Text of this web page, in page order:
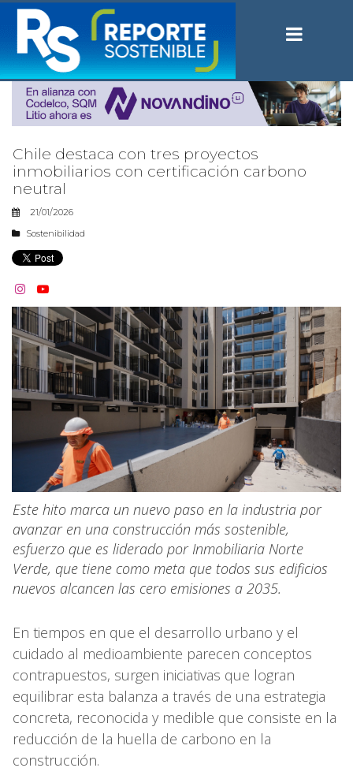
Chile destaca con tres proyectos
inmobiliarios con certificación carbono
neutral
21/01/2026
Sostenibilidad
 
Este hito marca un nuevo paso en la industria por
avanzar en una construcción más sostenible,
esfuerzo que es liderado por Inmobiliaria Norte
Verde, que tiene como meta que todos sus edificios
nuevos alcancen las cero emisiones a 2035.
En tiempos en que el desarrollo urbano y el
cuidado al medioambiente parecen conceptos
contrapuestos, surgen iniciativas que logran
equilibrar esta balanza a través de una estrategia
concreta, reconocida y medible que consiste en la
reducción de la huella de carbono en la
construcción.